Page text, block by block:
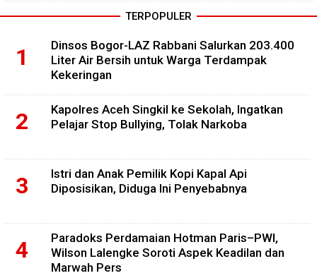
TERPOPULER
Dinsos Bogor-LAZ Rabbani Salurkan 203.400
Liter Air Bersih untuk Warga Terdampak
Kekeringan
Kapolres Aceh Singkil ke Sekolah, Ingatkan
Pelajar Stop Bullying, Tolak Narkoba
Istri dan Anak Pemilik Kopi Kapal Api
Diposisikan, Diduga Ini Penyebabnya
Paradoks Perdamaian Hotman Paris–PWI,
Wilson Lalengke Soroti Aspek Keadilan dan
Marwah Pers